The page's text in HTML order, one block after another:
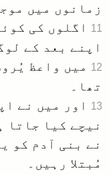
زمانوں میں
11 اگلوں کی
اپنے بعد کے
12 میں واعظ
تھا۔
13 اور میں نے
نیچے کیا جاتا
نے بنی آدم کو
مُبتلا رہیں۔